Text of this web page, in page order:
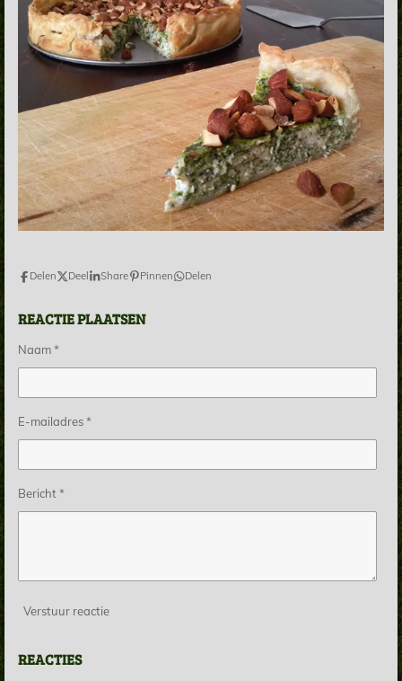
Delen Deel Share Pinnen Delen
REACTIE PLAATSEN
Naam *
E-mailadres *
Bericht *
Verstuur reactie
REACTIES